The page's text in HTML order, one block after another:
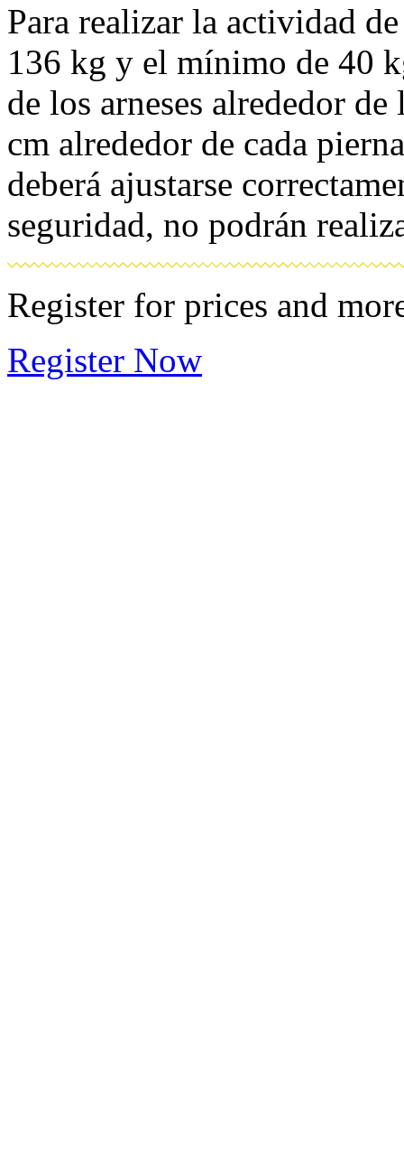
Para realizar la actividad
136 kg y el mínimo de 40
de los arneses alrededor
cm alrededor de cada
deberá ajustarse
seguridad, no podrán
Register for prices and
Register Now